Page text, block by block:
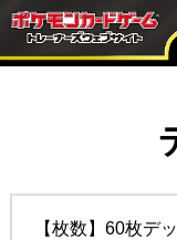
【枚数】60枚デ